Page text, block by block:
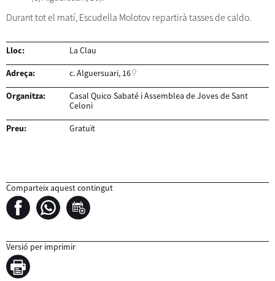
Durant tot el matí, Escudella Molotov repartirà tasses de caldo.
Lloc: La Clau
Adreça: c. Alguersuari, 16
Organitza:
Casal Quico Sabaté i Assemblea de Joves de Sant
Celoni
Preu: Gratuït
Comparteix aquest contingut
Versió per imprimir